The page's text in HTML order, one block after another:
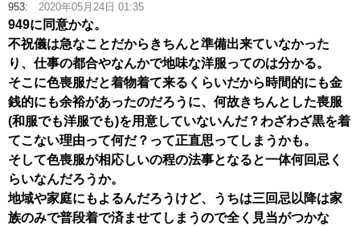
953: 2020年05月24日 01:35
949に同意かな。
不祝儀は急なことだからきちんと準備出来ていなかった
り、仕事の都合やなんかで地味な洋服ってのは分かる。
そこに色喪服だと着物着て来るくらいだから時間的にも金
銭的にも余裕があったのだろうに、何故きちんとした喪服
(和服でも洋服でも)を用意していないんだ？わざわざ黒を着
てこない理由って何だ？って正直思ってしまうかも。
そして色喪服が相応しいの程の法事となると一体何回忌く
らいなんだろうか。
地域や家庭にもよるんだろうけど、うちは三回忌以降は家
族のみで普段着で済ませてしまうので全く見当がつかな